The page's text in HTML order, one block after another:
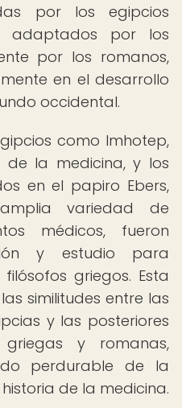
por los egipcios
adaptados por los
por los romanos,
en el desarrollo
occidental.
como Imhotep,
la medicina, y los
en el papiro Ebers,
variedad de
médicos, fueron
y estudio para
griegos. Esta
similitudes entre las
y las posteriores
griegas y romanas,
perdurable de la
de la medicina.